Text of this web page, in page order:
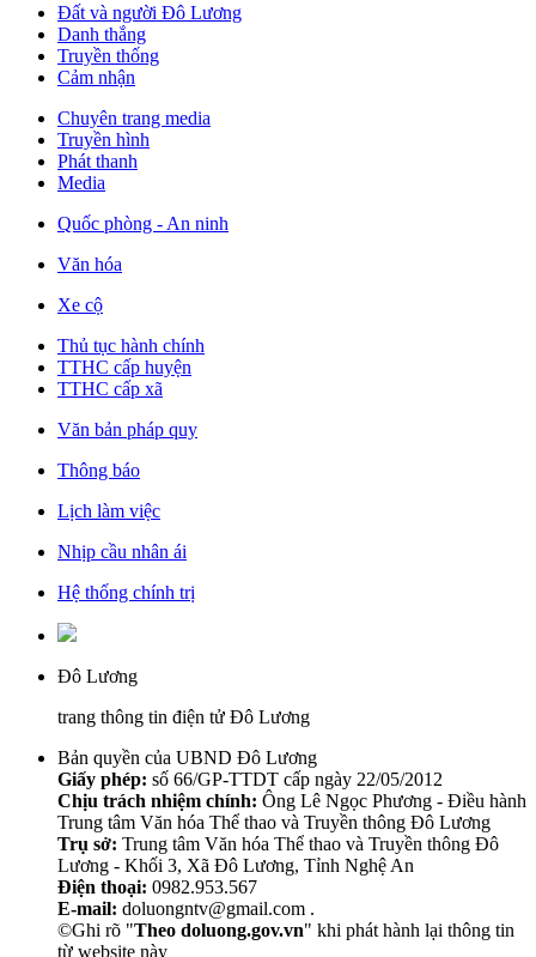
Đất và người Đô Lương
Danh thắng
Truyền thống
Cảm nhận
Chuyên trang media
Truyền hình
Phát thanh
Media
Quốc phòng - An ninh
Văn hóa
Xe cộ
Thủ tục hành chính
TTHC cấp huyện
TTHC cấp xã
Văn bản pháp quy
Thông báo
Lịch làm việc
Nhịp cầu nhân ái
Hệ thống chính trị
Đô Lương
trang thông tin điện tử Đô Lương
Bản quyền của UBND Đô Lương
Giấy phép: số 66/GP-TTDT cấp ngày 22/05/2012
Chịu trách nhiệm chính: Ông Lê Ngọc Phương - Điều hành
Trung tâm Văn hóa Thể thao và Truyền thông Đô Lương
Trụ sở: Trung tâm Văn hóa Thể thao và Truyền thông Đô
Lương - Khối 3, Xã Đô Lương, Tỉnh Nghệ An
Điện thoại: 0982.953.567
E-mail: doluongntv@gmail.com .
©Ghi rõ "Theo doluong.gov.vn" khi phát hành lại thông tin
từ website này